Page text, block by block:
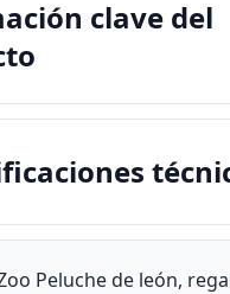
clave del
Peluche de león,